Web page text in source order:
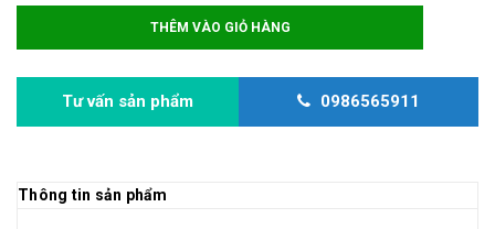
THÊM VÀO GIỎ HÀNG
Tư vấn sản phẩm 0986565911
Thông tin sản phẩm